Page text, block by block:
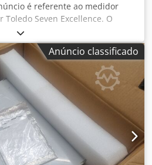
é referente ao medidor
Seven Excellence. O
estado de funcionamento e
Este medidor multiparamétrico
de alta qualidade,
(Modelo: Seven Excellence).
e de alta precisão, capaz de
outros parâmetros
Foi obtido diretamente de uma
oferecendo desempenho e
para aplicações laboratoriais
tempo, uma alternativa
com a compra de
Anúncio classificado